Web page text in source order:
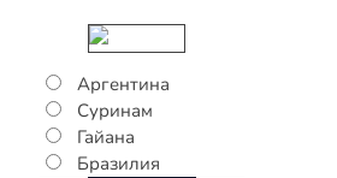
Аргентина
Суринам
Гайана
Бразилия